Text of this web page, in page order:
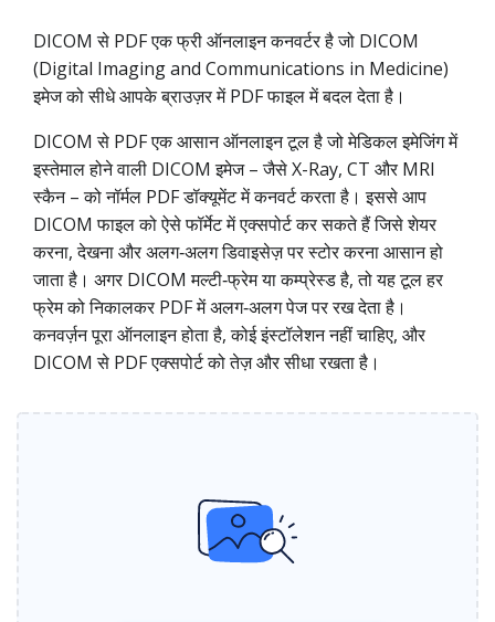
DICOM से PDF एक फ्री ऑनलाइन कनवर्टर है जो DICOM
(Digital Imaging and Communications in Medicine)
इमेज को सीधे आपके ब्राउज़र में PDF फाइल में बदल देता है।
DICOM से PDF एक आसान ऑनलाइन टूल है जो मेडिकल इमेजिंग में
इस्तेमाल होने वाली DICOM इमेज – जैसे X-Ray, CT और MRI
स्कैन – को नॉर्मल PDF डॉक्यूमेंट में कनवर्ट करता है। इससे आप
DICOM फाइल को ऐसे फॉर्मेट में एक्सपोर्ट कर सकते हैं जिसे शेयर
करना, देखना और अलग‑अलग डिवाइसेज़ पर स्टोर करना आसान हो
जाता है। अगर DICOM मल्टी‑फ्रेम या कम्प्रेस्ड है, तो यह टूल हर
फ्रेम को निकालकर PDF में अलग‑अलग पेज पर रख देता है।
कनवर्ज़न पूरा ऑनलाइन होता है, कोई इंस्टॉलेशन नहीं चाहिए, और
DICOM से PDF एक्सपोर्ट को तेज़ और सीधा रखता है।